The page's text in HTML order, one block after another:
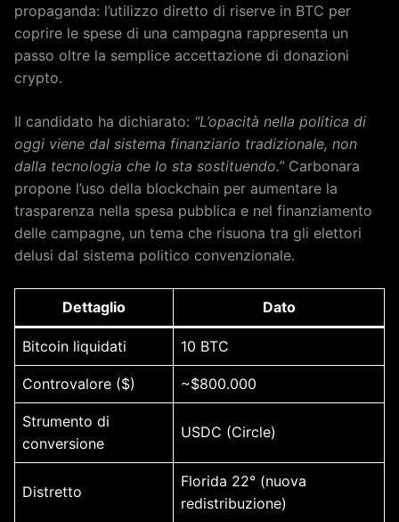
propaganda: l’utilizzo diretto di riserve in BTC per
coprire le spese di una campagna rappresenta un
passo oltre la semplice accettazione di donazioni
crypto.
Il candidato ha dichiarato: “L’opacità nella politica di
oggi viene dal sistema finanziario tradizionale, non
dalla tecnologia che lo sta sostituendo.”Carbonara
propone l’uso della blockchain per aumentare la
trasparenza nella spesa pubblica e nel finanziamento
delle campagne, un tema che risuona tra gli elettori
delusi dal sistema politico convenzionale.
Dettaglio Dato
Bitcoin liquidati 10 BTC
Controvalore ($) ~$800.000
Strumento di
conversione
USDC (Circle)
Distretto
Florida 22° (nuova
redistribuzione)